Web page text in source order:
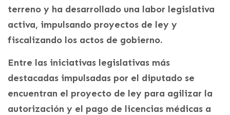
terreno y ha desarrollado una labor legislativa
activa, impulsando proyectos de ley y
fiscalizando los actos de gobierno.
Entre las iniciativas legislativas más
destacadas impulsadas por el diputado se
encuentran el proyecto de ley para agilizar la
autorización y el pago de licencias médicas a